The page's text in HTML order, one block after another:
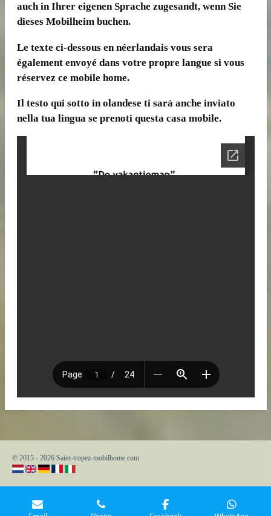
auch in Ihrer eigenen Sprache zugesandt, wenn Sie
dieses Mobilheim buchen.
Le texte ci-dessous en néerlandais vous sera
également envoyé dans votre propre langue si vous
réservez ce mobile home.
Il testo qui sotto in olandese ti sarà anche inviato
nella tua lingua se prenoti questa casa mobile.
© 2015 - 2026 Saint-tropez-mobilhome.com